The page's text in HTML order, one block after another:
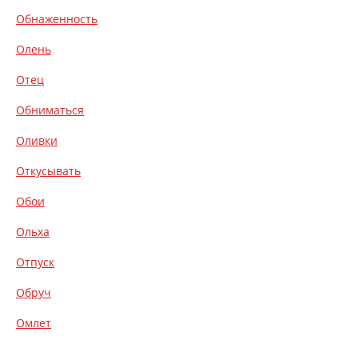
Обнаженность
Олень
Отец
Обниматься
Оливки
Откусывать
Обои
Ольха
Отпуск
Обруч
Омлет